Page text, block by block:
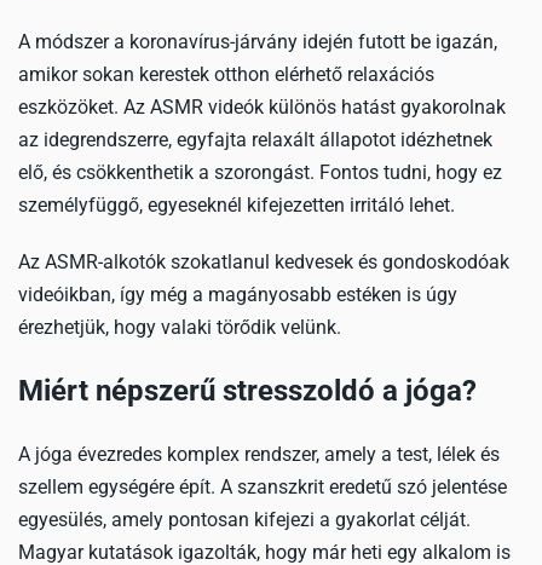
A módszer a koronavírus-járvány idején futott be igazán,
amikor sokan kerestek otthon elérhető relaxációs
eszközöket. Az ASMR videók különös hatást gyakorolnak
az idegrendszerre, egyfajta relaxált állapotot idézhetnek
elő, és csökkenthetik a szorongást. Fontos tudni, hogy ez
személyfüggő, egyeseknél kifejezetten irritáló lehet.
Az ASMR-alkotók szokatlanul kedvesek és gondoskodóak
videóikban, így még a magányosabb estéken is úgy
érezhetjük, hogy valaki törődik velünk.
Miért népszerű stresszoldó a jóga?
A jóga évezredes komplex rendszer, amely a test, lélek és
szellem egységére épít. A szanszkrit eredetű szó jelentése
egyesülés, amely pontosan kifejezi a gyakorlat célját.
Magyar kutatások igazolták, hogy már heti egy alkalom is